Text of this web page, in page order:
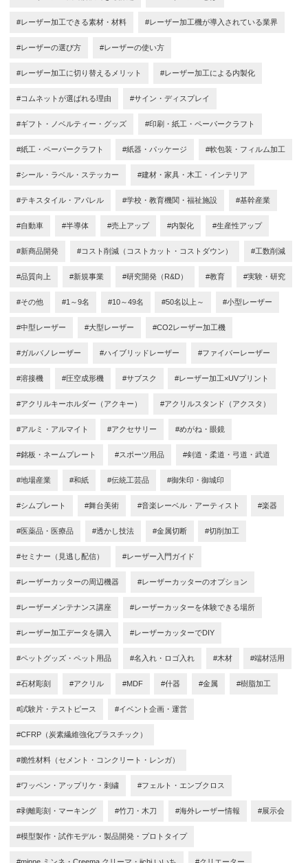
#レーザー加工できる素材・材料 #レーザー加工機が導入されている業界
#レーザーの選び方 #レーザーの使い方
#レーザー加工に切り替えるメリット #レーザー加工による内製化
#コムネットが選ばれる理由 #サイン・ディスプレイ
#ギフト・ノベルティー・グッズ #印刷・紙工・ペーパークラフト
#紙工・ペーパークラフト #紙器・パッケージ #軟包装・フィルム加工
#シール・ラベル・ステッカー #建材・家具・木工・インテリア
#テキスタイル・アパレル #学校・教育機関・福祉施設 #基幹産業
#自動車 #半導体 #売上アップ #内製化 #生産性アップ
#新商品開発 #コスト削減（コストカット・コストダウン） #工数削減
#品質向上 #新規事業 #研究開発（R&D） #教育 #実験・研究
#その他 #1～9名 #10～49名 #50名以上～ #小型レーザー
#中型レーザー #大型レーザー #CO2レーザー加工機
#ガルバノレーザー #ハイブリッドレーザー #ファイバーレーザー
#溶接機 #圧空成形機 #サブスク #レーザー加工×UVプリント
#アクリルキーホルダー（アクキー） #アクリルスタンド（アクスタ）
#アルミ・アルマイト #アクセサリー #めがね・眼鏡
#銘板・ネームプレート #スポーツ用品 #剣道・柔道・弓道・武道
#地場産業 #和紙 #伝統工芸品 #御朱印・御城印
#シムプレート #舞台美術 #音楽レーベル・アーティスト #楽器
#医薬品・医療品 #透かし技法 #金属切断 #切削加工
#セミナー（見逃し配信） #レーザー入門ガイド
#レーザーカッターの周辺機器 #レーザーカッターのオプション
#レーザーメンテナンス講座 #レーザーカッターを体験できる場所
#レーザー加工データを購入 #レーザーカッターでDIY
#ペットグッズ・ペット用品 #名入れ・ロゴ入れ #木材 #端材活用
#石材彫刻 #アクリル #MDF #什器 #金属 #樹脂加工
#試験片・テストピース #イベント企画・運営
#CFRP（炭素繊維強化プラスチック）
#脆性材料（セメント・コンクリート・レンガ）
#ワッペン・アップリケ・刺繍 #フェルト・エンブクロス
#剥離彫刻・マーキング #竹刀・木刀 #海外レーザー情報 #展示会
#模型製作・試作モデル・製品開発・プロトタイプ